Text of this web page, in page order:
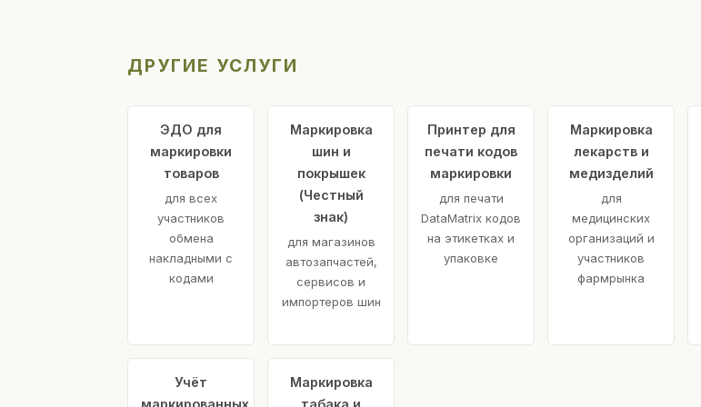
ДРУГИЕ УСЛУГИ
ЭДО для
маркировки
товаров
для всех
участников
обмена
накладными с
кодами
Маркировка
шин и
покрышек
(Честный
знак)
для магазинов
автозапчастей,
сервисов и
импортеров шин
Принтер для
печати кодов
маркировки
для печати
DataMatrix кодов
на этикетках и
упаковке
Маркировка
лекарств и
медизделий
для
медицинских
организаций и
участников
фармрынка
Учёт
Маркировка